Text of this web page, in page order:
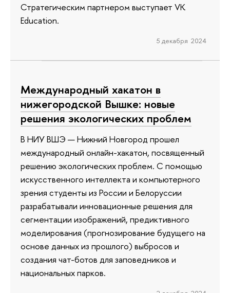
Стратегическим партнером выступает VK
Education.
5 декабря 2024
Международный хакатон в
нижегородской Вышке: новые
решения экологических проблем
В НИУ ВШЭ — Нижний Новгород прошел
международный онлайн-хакатон, посвященный
решению экологических проблем. С помощью
искусственного интеллекта и компьютерного
зрения студенты из России и Белоруссии
разрабатывали инновационные решения для
сегментации изображений, предиктивного
моделирования (прогнозирование будущего на
основе данных из прошлого) выбросов и
создания чат-ботов для заповедников и
национальных парков.